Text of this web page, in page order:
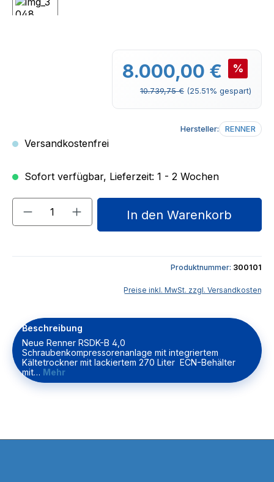
Verkaufspreis:
8.000,00 € %
Regulärer Preis:
10.739,75 € (25.51% gespart)
Hersteller: RENNER
Versandkostenfrei
Sofort verfügbar, Lieferzeit: 1 - 2 Wochen
Produkt Anzahl: Gib den
In den Warenkorb
Produktnummer: 300101
Preise inkl. MwSt. zzgl. Versandkosten
Beschreibung
Neue Renner RSDK-B 4,0
Schraubenkompressorenanlage mit integriertem
Kältetrockner mit lackiertem 270 Liter ECN-Behälter
mit… Mehr